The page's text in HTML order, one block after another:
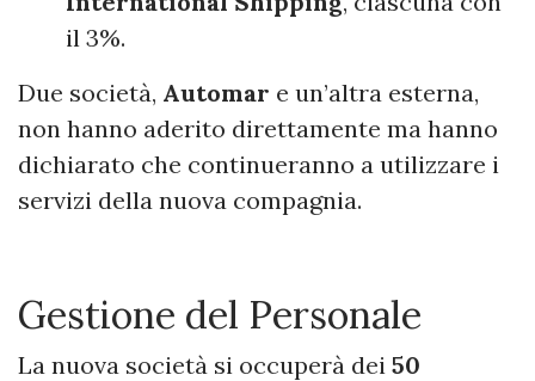
il 3%.
Due società, Automar e un’altra esterna,
non hanno aderito direttamente ma hanno
dichiarato che continueranno a utilizzare i
servizi della nuova compagnia.
Gestione del Personale
La nuova società si occuperà dei 50